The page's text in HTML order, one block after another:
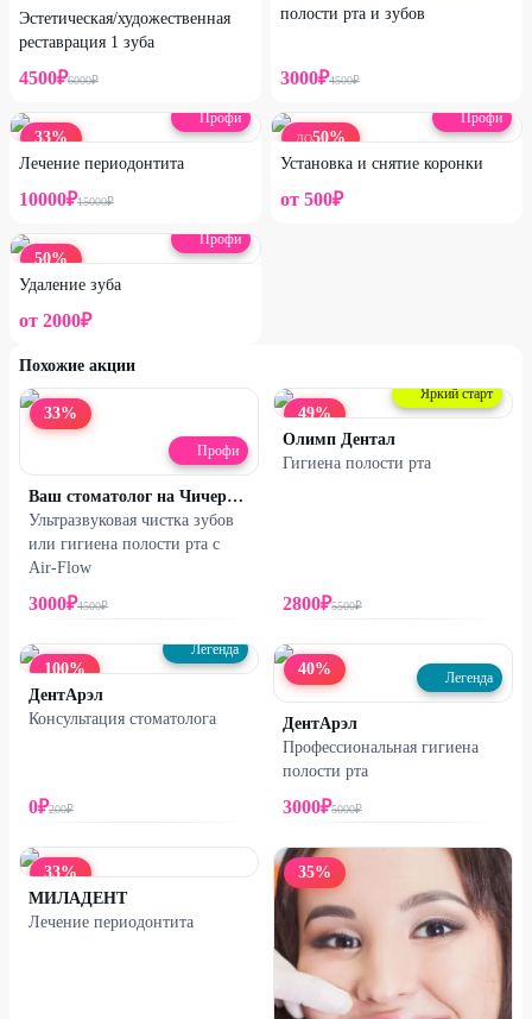
Эстетическая/художественная
реставрация 1 зуба
4500₽6000₽
полости рта и зубов
3000₽4500₽
33%
Профи
Лечение периодонтита
10000₽15000₽
ДО50%
Профи
Установка и снятие коронки
от 500₽
50%
Профи
Удаление зуба
от 2000₽
Похожие акции
33%
Профи
Ваш стоматолог на Чичерина
Ультразвуковая чистка зубов
или гигиена полости рта с
Air-Flow
3000₽4500₽
49%
Яркий старт
Олимп Дентал
Гигиена полости рта
2800₽5500₽
100%
Легенда
ДентАрэл
Консультация стоматолога
0₽200₽
40% Легенда
ДентАрэл
Профессиональная гигиена
полости рта
3000₽5000₽
33%
МИЛАДЕНТ
Лечение периодонтита
35%